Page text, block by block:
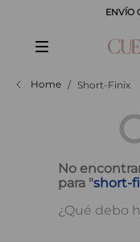
ENVÍO
Short-Finix
No
para "short-
¿Qué debo